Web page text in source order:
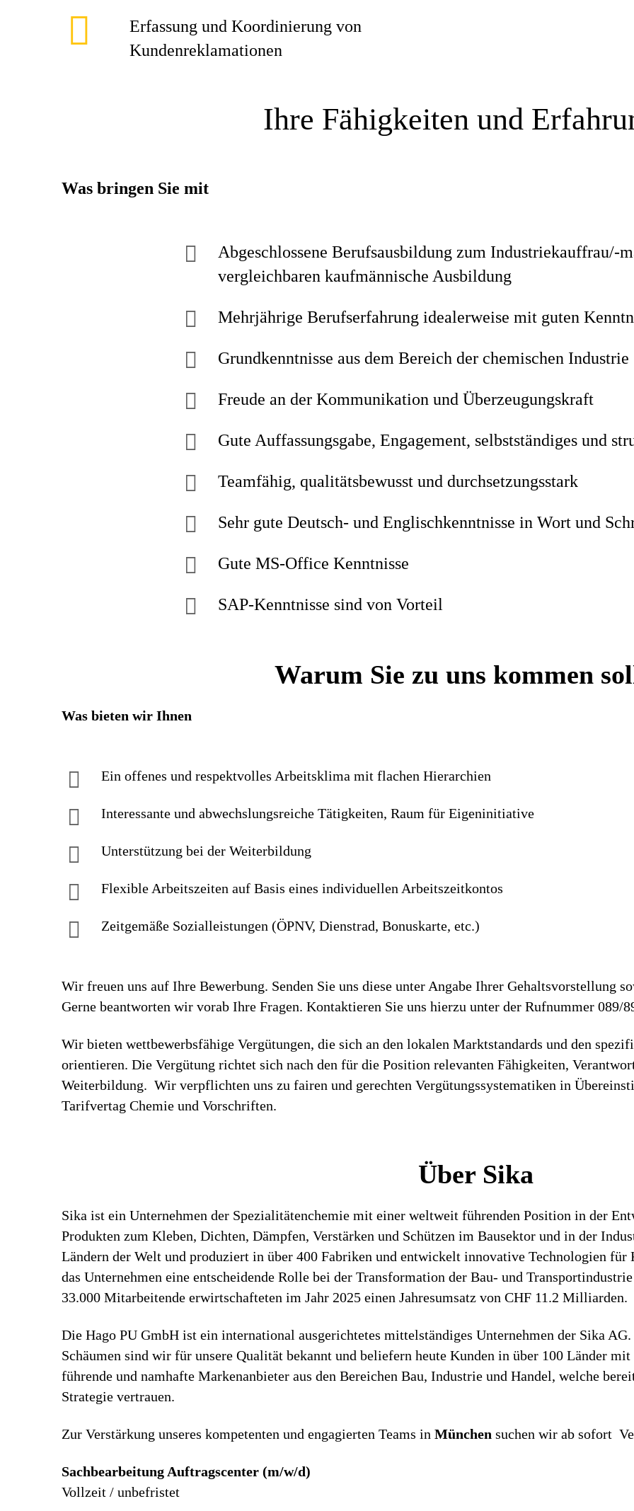
Erfassung und Koordinierung von
Kundenreklamationen
Ihre Fähigkeiten und
Was bringen Sie mit
Abgeschlossene Berufsausbildung zum Industriekauffrau/-
vergleichbaren kaufmännische Ausbildung
Mehrjährige Berufserfahrung idealerweise mit guten
Grundkenntnisse aus dem Bereich der chemischen
Freude an der Kommunikation und Überzeugungskraft
Gute Auffassungsgabe, Engagement, selbstständiges und
Teamfähig, qualitätsbewusst und durchsetzungsstark
Sehr gute Deutsch- und Englischkenntnisse in Wort und
Gute MS-Office Kenntnisse
SAP-Kenntnisse sind von Vorteil
Warum Sie zu uns kommen
Was bieten wir Ihnen
Ein offenes und respektvolles Arbeitsklima mit flachen Hierarchien
Interessante und abwechslungsreiche Tätigkeiten, Raum für Eigeninitiative
Unterstützung bei der Weiterbildung
Flexible Arbeitszeiten auf Basis eines individuellen Arbeitszeitkontos
Zeitgemäße Sozialleistungen (ÖPNV, Dienstrad, Bonuskarte, etc.)
Wir freuen uns auf Ihre Bewerbung. Senden Sie uns diese unter Angabe Ihrer Gehaltsvorstellung
Gerne beantworten wir vorab Ihre Fragen. Kontaktieren Sie uns hierzu unter der Rufnummer 089/
Wir bieten wettbewerbsfähige Vergütungen, die sich an den lokalen Marktstandards und den
orientieren. Die Vergütung richtet sich nach den für die Position relevanten Fähigkeiten,
Weiterbildung. Wir verpflichten uns zu fairen und gerechten Vergütungssystematiken in
Tarifvertag Chemie und Vorschriften.
Über Sika
Sika ist ein Unternehmen der Spezialitätenchemie mit einer weltweit führenden Position in der
Produkten zum Kleben, Dichten, Dämpfen, Verstärken und Schützen im Bausektor und in der
Ländern der Welt und produziert in über 400 Fabriken und entwickelt innovative Technologien
das Unternehmen eine entscheidende Rolle bei der Transformation der Bau- und
33.000 Mitarbeitende erwirtschafteten im Jahr 2025 einen Jahresumsatz von CHF 11.2 Milliarden.
Die Hago PU GmbH ist ein international ausgerichtetes mittelständiges Unternehmen der Sika
Schäumen sind wir für unsere Qualität bekannt und beliefern heute Kunden in über 100 Länder
führende und namhafte Markenanbieter aus den Bereichen Bau, Industrie und Handel, welche
Strategie vertrauen.
Zur Verstärkung unseres kompetenten und engagierten Teams in München suchen wir ab sofort
Sachbearbeitung Auftragscenter (m/w/d)
Vollzeit / unbefristet